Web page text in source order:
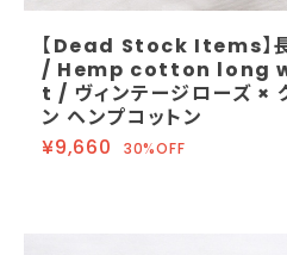
【Dead Stock Items】
/ Hemp cotton long
t / ヴィンテージローズ ×
ン ヘンプコットン
¥9,660
30%OFF